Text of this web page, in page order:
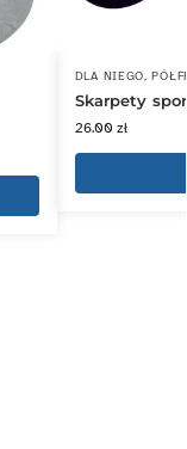
DLA NIEGO,
Skarpety
26.00zł